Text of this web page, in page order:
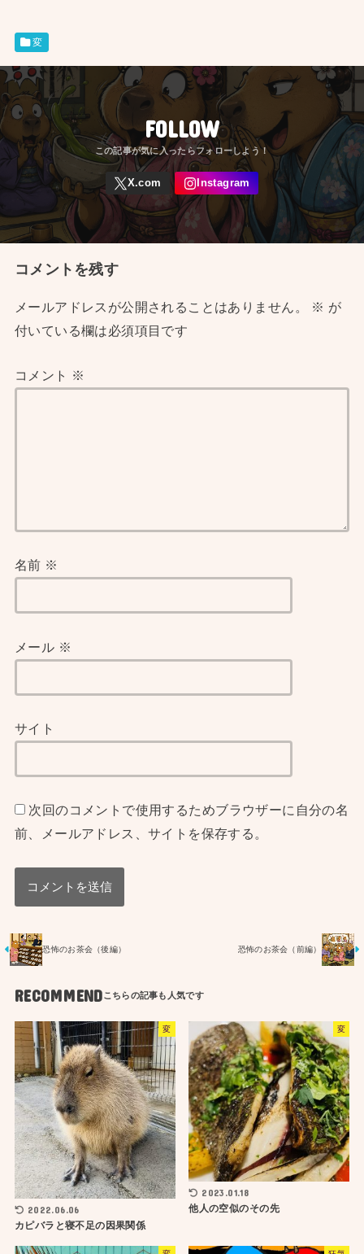
変
FOLLOW
コメントを残す
メールアドレスが公開されることはありません。 ※ が
付いている欄は必須項目です
コメント ※
名前 ※
メール ※
サイト
次回のコメントで使用するためブラウザーに自分の名
前、メールアドレス、サイトを保存する。
恐怖のお茶会（後編） 恐怖のお茶会（前編）
RECOMMEND
変
2022.06.06
カピバラと寝不足の因果関係
変
2023.01.18
他人の空似のその先